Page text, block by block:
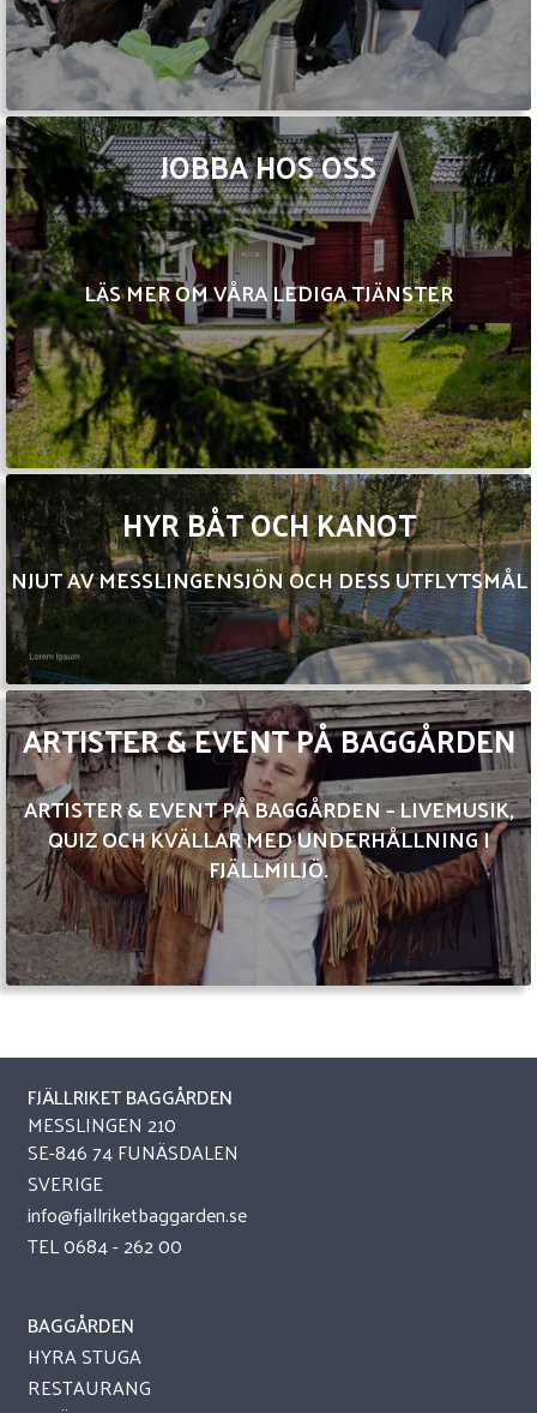
LÄS MER OM VÅRA LEDIGA TJÄNSTER
JOBBA HOS OSS
NJUT AV MESSLINGENSJÖN OCH DESS UTFLYTSMÅL
HYR BÅT OCH KANOT
ARTISTER & EVENT PÅ BAGGÅRDEN – LIVEMUSIK,
QUIZ OCH KVÄLLAR MED UNDERHÅLLNING I
FJÄLLMILJÖ.
ARTISTER & EVENT PÅ BAGGÅRDEN
FJÄLLRIKET BAGGÅRDEN
MESSLINGEN 210
SE-846 74 FUNÄSDALEN
SVERIGE
info@fjallriketbaggarden.se
TEL0684 - 262 00
BAGGÅRDEN
HYRA STUGA
RESTAURANG